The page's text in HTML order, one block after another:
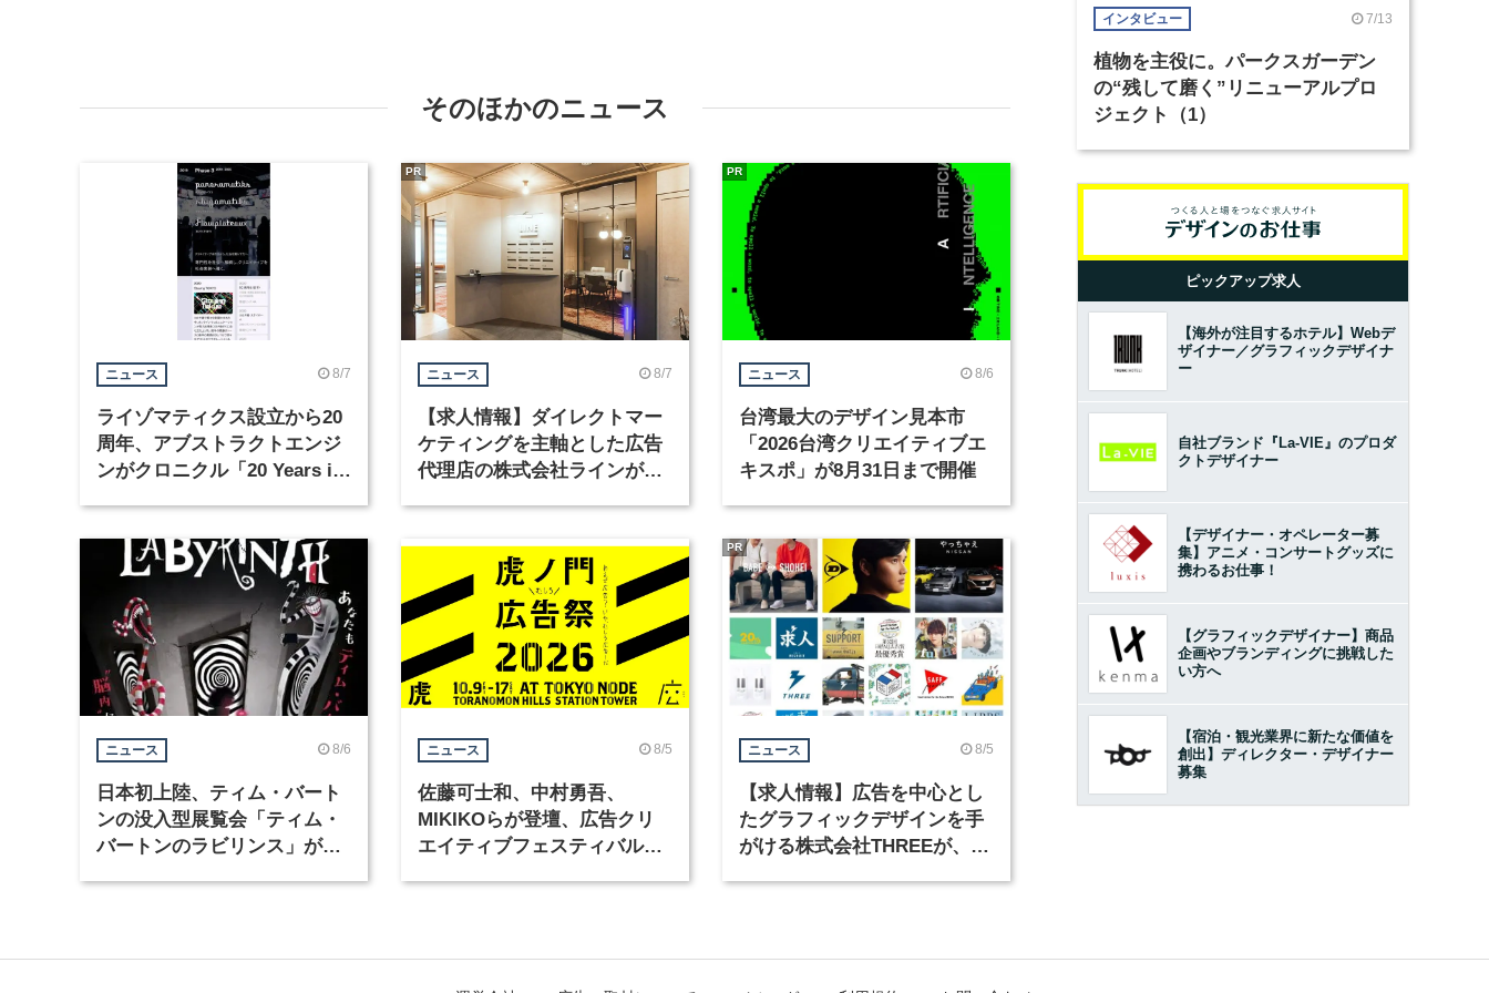
そのほかのニュース
ニュース 8/7
ライゾマティクス設立から20
周年、アブストラクトエンジ
ンがクロニクル「20 Years in
ニュース 8/7
【求人情報】ダイレクトマー
ケティングを主軸とした広告
代理店の株式会社ラインが、
PR
ニュース 8/6
台湾最大のデザイン見本市
「2026台湾クリエイティブエ
キスポ」が8月31日まで開催
PR
ニュース 8/6
日本初上陸、ティム・バート
ンの没入型展覧会「ティム・
バートンのラビリンス」が東
ニュース 8/5
佐藤可士和、中村勇吾、
MIKIKOらが登壇、広告クリ
エイティブフェスティバル
ニュース 8/5
【求人情報】広告を中心とし
たグラフィックデザインを手
がける株式会社THREEが、グ
PR
インタビュー 7/13
植物を主役に。パークスガーデン
の“残して磨く”リニューアルプロ
ジェクト（1）
ピックアップ求人
【海外が注目するホテル】Webデ
ザイナー／グラフィックデザイナ
ー
自社ブランド『La-VIE』のプロダ
クトデザイナー
【デザイナー・オペレーター募
集】アニメ・コンサートグッズに
携わるお仕事！
【グラフィックデザイナー】商品
企画やブランディングに挑戦した
い方へ
【宿泊・観光業界に新たな価値を
創出】ディレクター・デザイナー
募集